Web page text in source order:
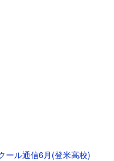
ール通信6月(登米高校)